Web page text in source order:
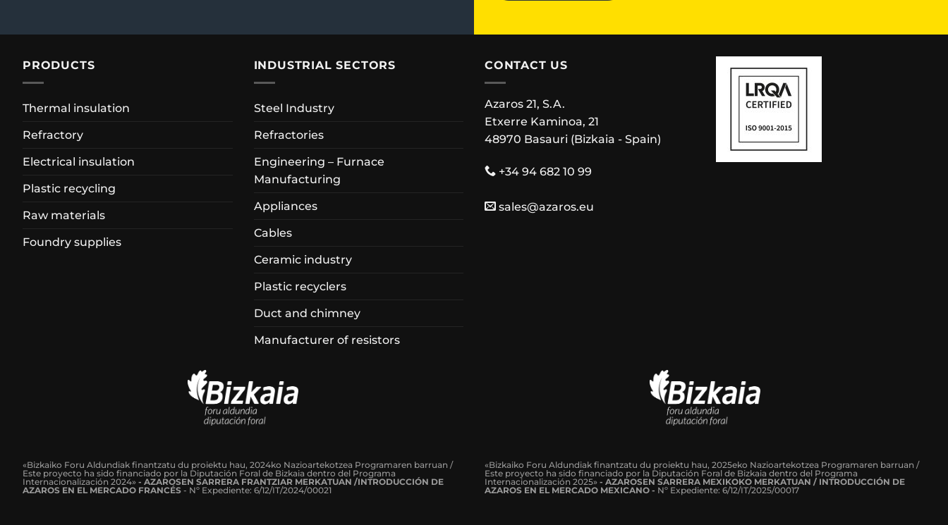
PRODUCTS
Thermal insulation
Refractory
Electrical insulation
Plastic recycling
Raw materials
Foundry supplies
INDUSTRIAL SECTORS
Steel Industry
Refractories
Engineering – Furnace
Manufacturing
Appliances
Cables
Ceramic industry
Plastic recyclers
Duct and chimney
Manufacturer of resistors
CONTACT US
Azaros 21, S.A.
Etxerre Kaminoa, 21
48970 Basauri (Bizkaia - Spain)
+34 94 682 10 99
sales@azaros.eu
«Bizkaiko Foru Aldundiak finantzatu du proiektu hau, 2024ko Nazioartekotzea Programaren barruan /
Este proyecto ha sido financiado por la Diputación Foral de Bizkaia dentro del Programa
Internacionalización 2024» - AZAROSEN SARRERA FRANTZIAR MERKATUAN /INTRODUCCIÓN DE
AZAROS EN EL MERCADO FRANCÉS - Nº Expediente: 6/12/IT/2024/00021
«Bizkaiko Foru Aldundiak finantzatu du proiektu hau, 2025eko Nazioartekotzea Programaren barruan /
Este proyecto ha sido financiado por la Diputación Foral de Bizkaia dentro del Programa
Internacionalización 2025» - AZAROSEN SARRERA MEXIKOKO MERKATUAN / INTRODUCCIÓN DE
AZAROS EN EL MERCADO MEXICANO - Nº Expediente: 6/12/IT/2025/00017